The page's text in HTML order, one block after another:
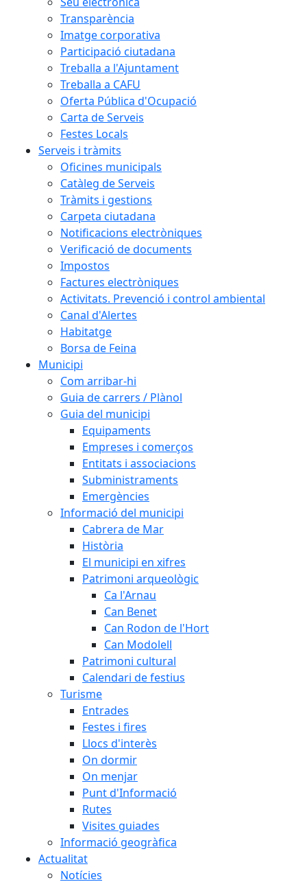
Transparència
Imatge corporativa
Participació ciutadana
Treballa a l'Ajuntament
Treballa a CAFU
Oferta Pública d'Ocupació
Carta de Serveis
Festes Locals
Serveis i tràmits
Oficines municipals
Catàleg de Serveis
Tràmits i gestions
Carpeta ciutadana
Notificacions electròniques
Verificació de documents
Impostos
Factures electròniques
Activitats. Prevenció i control ambiental
Canal d'Alertes
Habitatge
Borsa de Feina
Municipi
Com arribar-hi
Guia de carrers / Plànol
Guia del municipi
Equipaments
Empreses i comerços
Entitats i associacions
Subministraments
Emergències
Informació del municipi
Cabrera de Mar
Història
El municipi en xifres
Patrimoni arqueològic
Ca l'Arnau
Can Benet
Can Rodon de l'Hort
Can Modolell
Patrimoni cultural
Calendari de festius
Turisme
Entrades
Festes i fires
Llocs d'interès
On dormir
On menjar
Punt d'Informació
Rutes
Visites guiades
Informació geogràfica
Actualitat
Notícies